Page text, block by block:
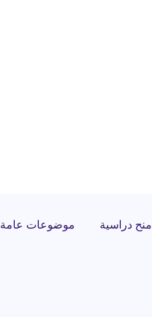
منح دراسية موضوعات عامة